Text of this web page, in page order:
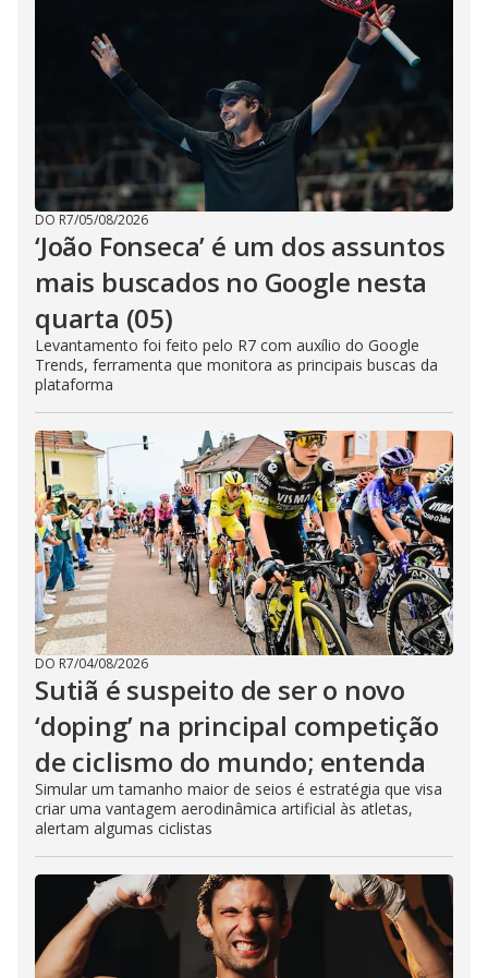
DO R7/05/08/2026
‘João Fonseca’ é um dos assuntos
mais buscados no Google nesta
quarta (05)
Levantamento foi feito pelo R7 com auxílio do Google
Trends, ferramenta que monitora as principais buscas da
plataforma
DO R7/04/08/2026
Sutiã é suspeito de ser o novo
‘doping’ na principal competição
de ciclismo do mundo; entenda
Simular um tamanho maior de seios é estratégia que visa
criar uma vantagem aerodinâmica artificial às atletas,
alertam algumas ciclistas